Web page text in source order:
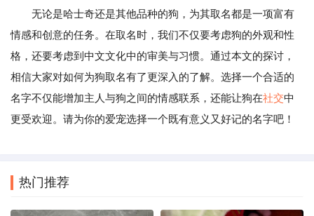
无论是哈士奇还是其他品种的狗，为其取名都是一项富有
情感和创意的任务。在取名时，我们不仅要考虑狗的外观和性
格，还要考虑到中文文化中的审美与习惯。通过本文的探讨，
相信大家对如何为狗取名有了更深入的了解。选择一个合适的
名字不仅能增加主人与狗之间的情感联系，还能让狗在社交中
更受欢迎。请为你的爱宠选择一个既有意义又好记的名字吧！
热门推荐